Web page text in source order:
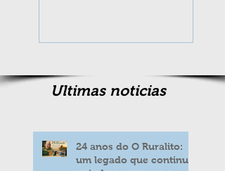
Ultimas noticias
24 anos do O Ruralito:
um legado que continua